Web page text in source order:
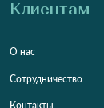
Клиентам
О нас
Сотрудничество
Контакты